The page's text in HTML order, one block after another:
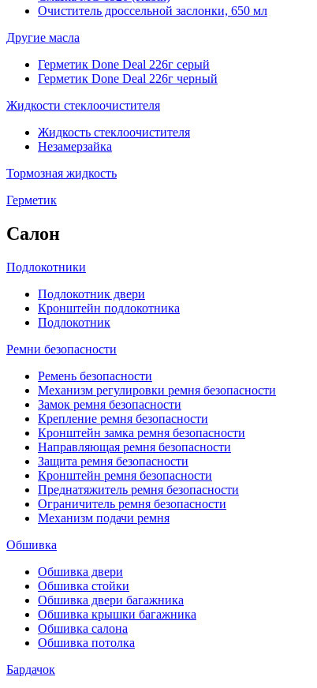
Очиститель дроссельной заслонки, 650 мл
Другие масла
Герметик Done Deal 226г серый
Герметик Done Deal 226г черный
Жидкости стеклоочистителя
Жидкость стеклоочистителя
Незамерзайка
Тормозная жидкость
Герметик
Салон
Подлокотники
Подлокотник двери
Кронштейн подлокотника
Подлокотник
Ремни безопасности
Ремень безопасности
Механизм регулировки ремня безопасности
Замок ремня безопасности
Крепление ремня безопасности
Кронштейн замка ремня безопасности
Направляющая ремня безопасности
Защита ремня безопасности
Кронштейн ремня безопасности
Преднатяжитель ремня безопасности
Ограничитель ремня безопасности
Механизм подачи ремня
Обшивка
Обшивка двери
Обшивка стойки
Обшивка двери багажника
Обшивка крышки багажника
Обшивка салона
Обшивка потолка
Бардачок